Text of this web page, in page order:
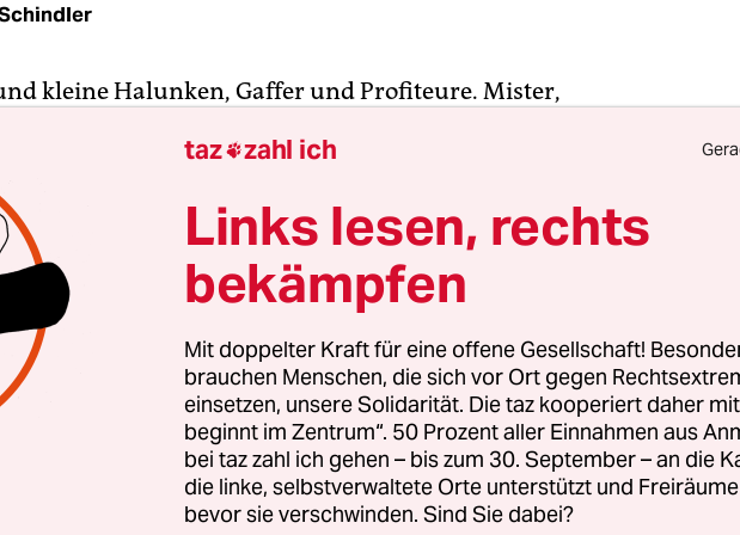
kleine Halunken, Gaffer und Profiteure. Mister,
Zeilen schrieb der Schweizer Archäologe und Autor
als er um die Jahrtausendwende das letzte Mal in Aleppo
vor dem Krieg. Nun ist der Suk, der kilometerlange,
Basar der Aleppiner, das Unesco-Weltkulturerbe,
wurde hier lautstark gehandelt, Gemüse, Obst und
Gewürze, sie erfüllten die Gassen mit
Düften, schwängerten die Luft. Als der Krieg kam, sind
und ihre Kunden in Scharen geflohen, Richtung Norden,
auch nach Europa.
zu erwachen ist ein Glück. Türkei, Arabien, Kurdistan,
taz zahl ich
Links lesen, rechts
bekämpfen
Mit doppelter Kraft für eine offene Gesellschaft!
brauchen Menschen, die sich vor Ort gegen
einsetzen, unsere Solidarität. Die taz kooperiert daher
beginnt im Zentrum“. 50 Prozent aller Einnahmen aus
bei taz zahl ich gehen – bis zum 30. September – an die
die linke, selbstverwaltete Orte unterstützt und
bevor sie verschwinden. Sind Sie dabei?